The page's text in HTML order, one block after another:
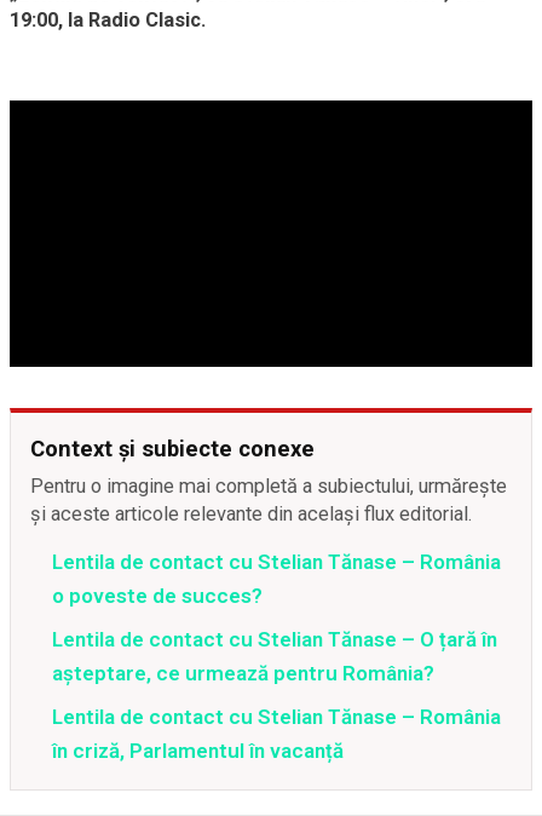
19:00, la Radio Clasic.
Context și subiecte conexe
Pentru o imagine mai completă a subiectului, urmărește
și aceste articole relevante din același flux editorial.
Lentila de contact cu Stelian Tănase – România
o poveste de succes?
Lentila de contact cu Stelian Tănase – O țară în
așteptare, ce urmează pentru România?
Lentila de contact cu Stelian Tănase – România
în criză, Parlamentul în vacanță